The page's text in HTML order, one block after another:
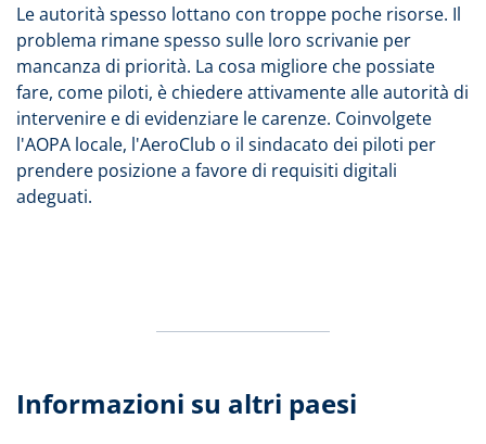
Le autorità spesso lottano con troppe poche risorse. Il
problema rimane spesso sulle loro scrivanie per
mancanza di priorità. La cosa migliore che possiate
fare, come piloti, è chiedere attivamente alle autorità di
intervenire e di evidenziare le carenze. Coinvolgete
l'AOPA locale, l'AeroClub o il sindacato dei piloti per
prendere posizione a favore di requisiti digitali
adeguati.
Informazioni su altri paesi